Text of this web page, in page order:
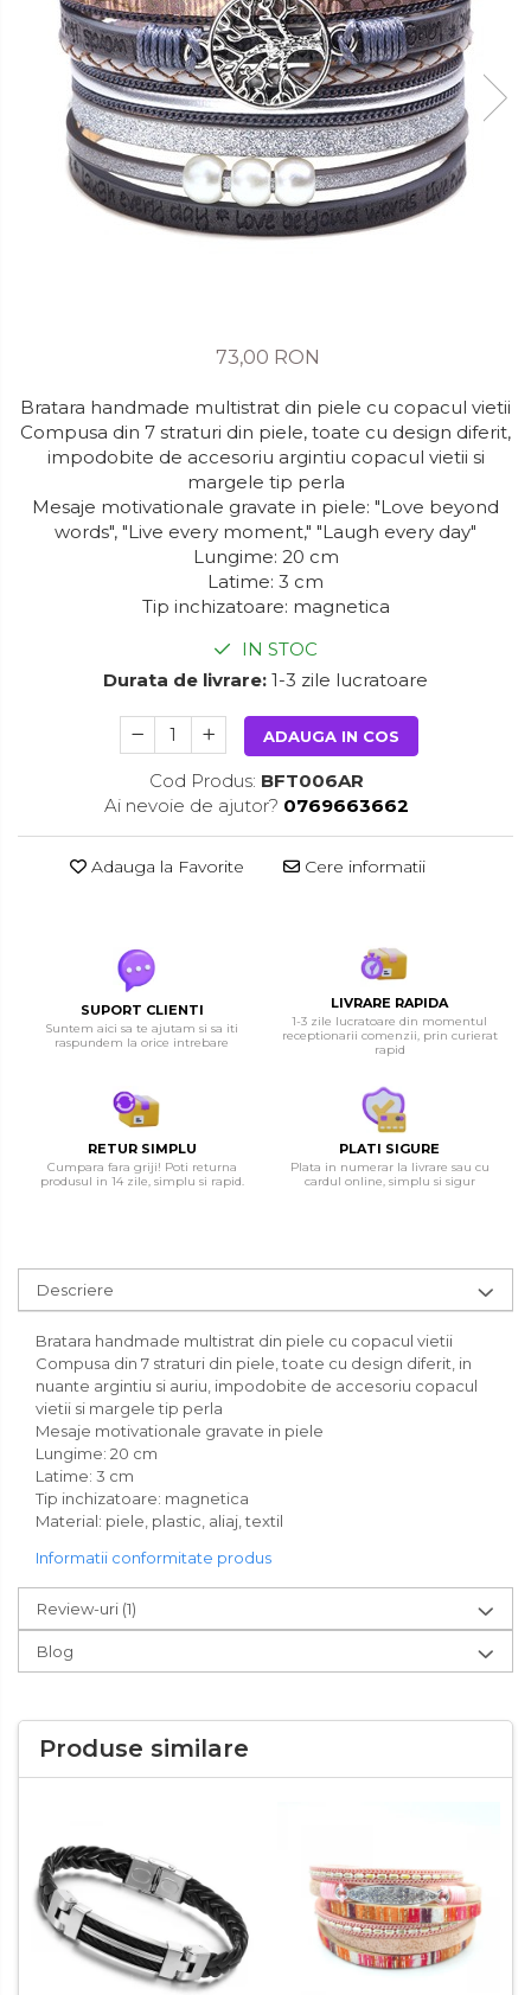
73,00 RON
Bratara handmade multistrat din piele cu copacul vietii
Compusa din 7 straturi din piele, toate cu design diferit,
impodobite de accesoriu argintiu copacul vietii si
margele tip perla
Mesaje motivationale gravate in piele: "Love beyond
words", "Live every moment," "Laugh every day"
Lungime: 20 cm
Latime: 3 cm
Tip inchizatoare: magnetica
IN STOC
Durata de livrare: 1-3 zile lucratoare
ADAUGA IN COS
Cod Produs: BFT006AR
Ai nevoie de ajutor? 0769663662
Adauga la Favorite Cere informatii
SUPORT CLIENTI
Suntem aici sa te ajutam si sa iti
raspundem la orice intrebare
LIVRARE RAPIDA
1-3 zile lucratoare din momentul
receptionarii comenzii, prin curierat
rapid
RETUR SIMPLU
Cumpara fara griji! Poti returna
produsul in 14 zile, simplu si rapid.
PLATI SIGURE
Plata in numerar la livrare sau cu
cardul online, simplu si sigur
Descriere
Bratara handmade multistrat din piele cu copacul vietii
Compusa din 7 straturi din piele, toate cu design diferit, in
nuante argintiu si auriu, impodobite de accesoriu copacul
vietii si margele tip perla
Mesaje motivationale gravate in piele
Lungime: 20 cm
Latime: 3 cm
Tip inchizatoare: magnetica
Material: piele, plastic, aliaj, textil
Informatii conformitate produs
Review-uri (1)
Blog
Produse similare